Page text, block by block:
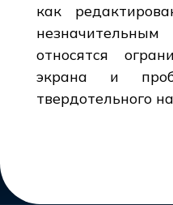
как
относятся
экрана и
твердотельного